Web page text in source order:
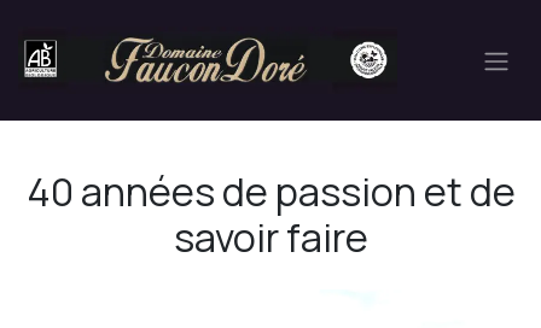
40 années de passion et de
savoir faire